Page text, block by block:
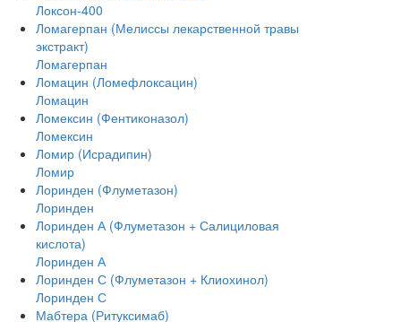
Локсон-400
Ломагерпан (Мелиссы лекарственной травы
экстракт)
Ломагерпан
Ломацин (Ломефлоксацин)
Ломацин
Ломексин (Фентиконазол)
Ломексин
Ломир (Исрадипин)
Ломир
Лоринден (Флуметазон)
Лоринден
Лоринден А (Флуметазон + Салициловая
кислота)
Лоринден А
Лоринден С (Флуметазон + Клиохинол)
Лоринден С
Мабтера (Ритуксимаб)